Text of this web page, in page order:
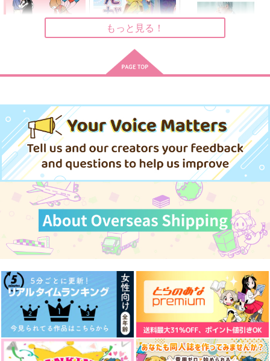
394円（税込）
ヴィクトル×勝生勇利
944円（税込）
ヴィクトル×勝生勇利
作品詳細
1,642円（税込）
マッカチンとワークシ
ョップ
コトノハ
472円（税込）
ヴィクトル×勝生勇利
サンプル
作品詳細
one day,
noisette＋
865円（税込）
ヴィクトル×勝生勇利
サンプル
作品詳細
colorful box
787円（税込）
ヴィクトル×勝生勇利
サンプル
作品詳細
ち
コトノハ
専売 629 円（税込）
ユーリ!!! on ICE
ヴィクトル×勝生勇利
サンプル
カート
2026
とむぽん
2,200
ユーリ!!! on ICE
ヴィクトル×勝生勇利
カート
Cries
Meteor
1,540 （税込）
ユーリ!!! on ICE
ヴィクトル×勝生勇利
カート
もっと見る！